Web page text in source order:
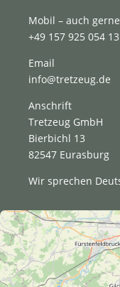
Mobil – auch
+49 157 925 054 13
Email
info@tretzeug.de
Anschrift
Tretzeug GmbH
Bierbichl 13
82547 Eurasburg
Wir sprechen